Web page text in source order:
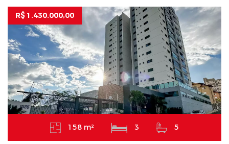
R$ 1.430.000,00
158 m² 3 5